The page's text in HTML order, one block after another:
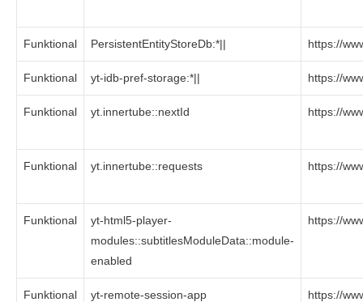
Funktional PersistentEntityStoreDb:*|| https://
Funktional yt-idb-pref-storage:*|| https://
Funktional yt.innertube::nextId https://
Funktional yt.innertube::requests https://
Funktional
yt-html5-player-
modules::subtitlesModuleData::module-
enabled
https://
Funktional yt-remote-session-app https://